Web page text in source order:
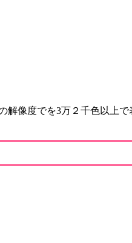
像度でを3万２千色以上